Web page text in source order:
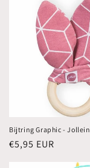
Bijtring Graphic - Jollein
Normale
€5,95 EUR